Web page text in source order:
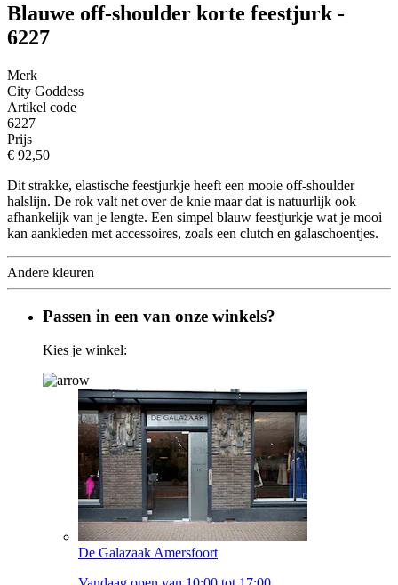
Blauwe off-shoulder korte feestjurk -
6227
Merk
City Goddess
Artikel code
6227
Prijs
€ 92,50
Dit strakke, elastische feestjurkje heeft een mooie off-shoulder
halslijn. De rok valt net over de knie maar dat is natuurlijk ook
afhankelijk van je lengte. Een simpel blauw feestjurkje wat je mooi
kan aankleden met accessoires, zoals een clutch en galaschoentjes.
Andere kleuren
Passen in een van onze winkels?
Kies je winkel:
De Galazaak Amersfoort